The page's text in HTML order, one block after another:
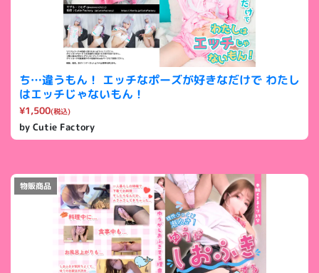
ち…違うもん！ エッチなポーズが好きなだけで わたし
はエッチじゃないもん！
¥1,500(税込)
by Cutie Factory
物販商品